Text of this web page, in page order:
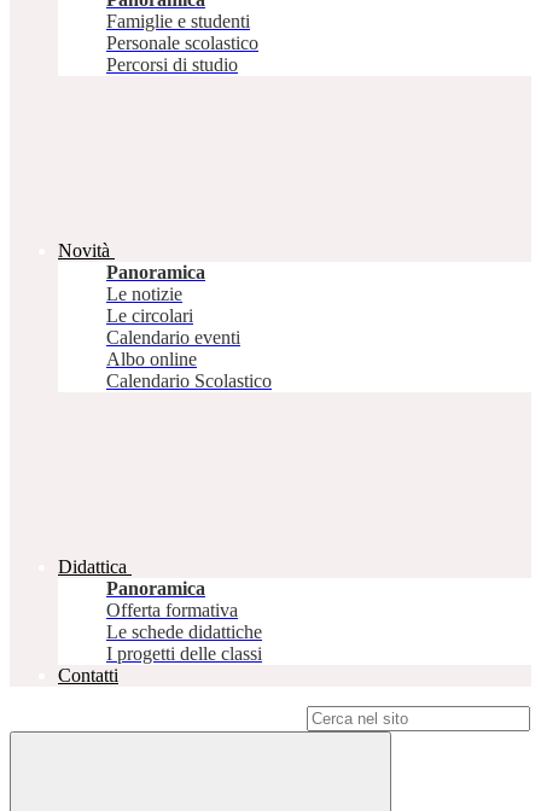
Famiglie e studenti
Personale scolastico
Percorsi di studio
Novità
Panoramica
Le notizie
Le circolari
Calendario eventi
Albo online
Calendario Scolastico
Didattica
Panoramica
Offerta formativa
Le schede didattiche
I progetti delle classi
Contatti